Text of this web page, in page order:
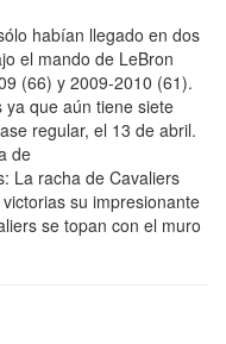
habían llegado en dos
el mando de LeBron
(66) y 2009-2010 (61).
que aún tiene siete
regular, el 13 de abril.
de
La racha de Cavaliers
su impresionante
se topan con el muro